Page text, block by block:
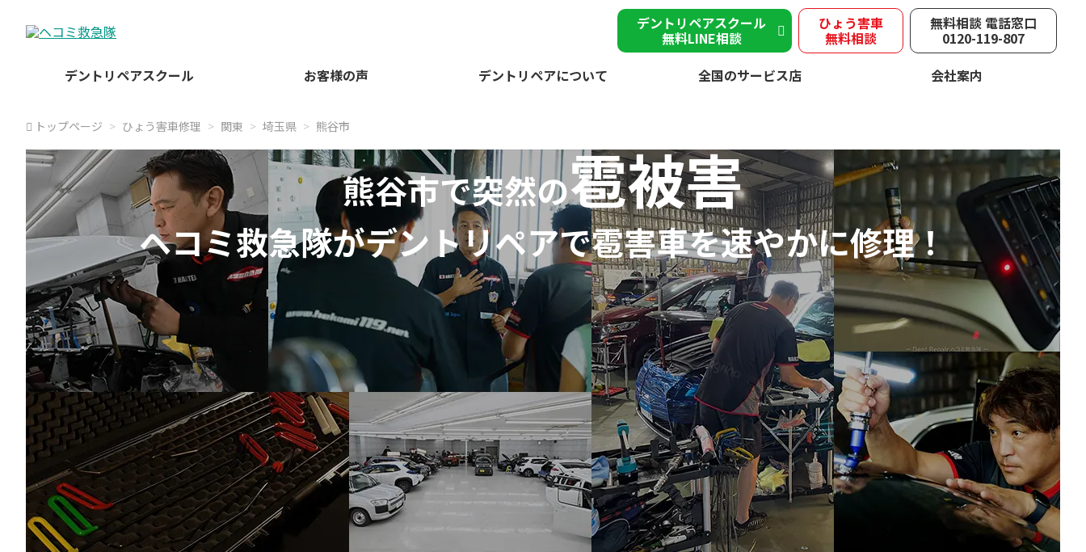
デントリペアスクール
無料LINE相談
ひょう害車
無料相談
無料相談 電話窓口
0120-119-807
デントリペアスクール
お客様の声 デントリペアについて 全国のサービス店 会社案内
トップページ ひょう害車修理 関東 埼玉県 熊谷市
熊谷市で突然の雹被害
ヘコミ救急隊がデントリペアで雹害車を速やかに修理！